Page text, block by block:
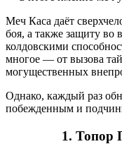
Меч Каса даёт
боя, а также защиту
колдовскими
многое — от вызова
могущественных
Однако, каждый раз
побежденным и
1. Топор